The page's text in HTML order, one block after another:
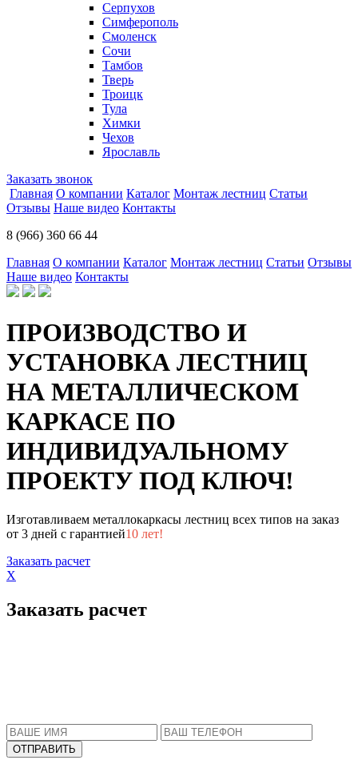
Серпухов
Симферополь
Смоленск
Сочи
Тамбов
Тверь
Троицк
Тула
Химки
Чехов
Ярославль
Заказать звонок
Главная О компании Каталог Монтаж лестниц Статьи
Отзывы Наше видео Контакты
8 (966) 360 66 44
Главная О компании Каталог Монтаж лестниц Статьи Отзывы
Наше видео Контакты
ПРОИЗВОДСТВО И
УСТАНОВКА ЛЕСТНИЦ
НА МЕТАЛЛИЧЕСКОМ
КАРКАСЕ ПО
ИНДИВИДУАЛЬНОМУ
ПРОЕКТУ ПОД КЛЮЧ!
Изготавливаем металлокаркасы лестниц всех типов на заказ
от 3 дней с гарантией10 лет!
Заказать расчет
X
Заказать расчет